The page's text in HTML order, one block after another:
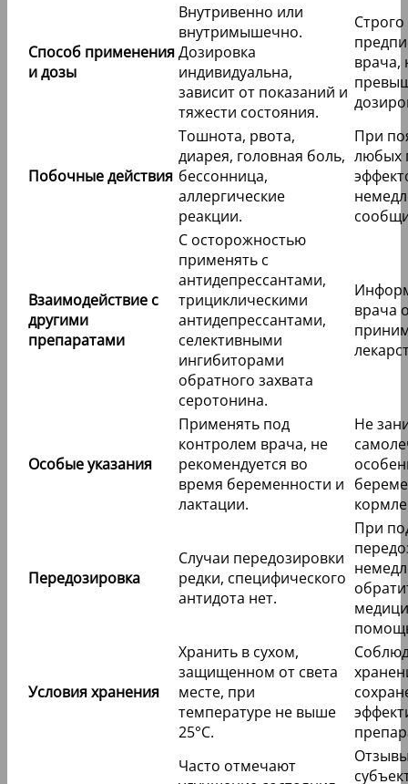
Способ применения
и дозы
Внутривенно или
внутримышечно.
Дозировка
индивидуальна,
зависит от показаний и
тяжести состояния.
врача,
Побочные действия
Тошнота, рвота,
диарея, головная боль,
бессонница,
аллергические
реакции.
При
любых
Взаимодействие с
другими
препаратами
С осторожностью
применять с
антидепрессантами,
трициклическими
антидепрессантами,
селективными
ингибиторами
обратного захвата
серотонина.
врача
Особые указания
Применять под
контролем врача, не
рекомендуется во
время беременности и
лактации.
Не
Передозировка
Случаи передозировки
редки, специфического
антидота нет.
При
Условия хранения
Хранить в сухом,
защищенном от света
месте, при
температуре не выше
25°C.
Часто отмечают